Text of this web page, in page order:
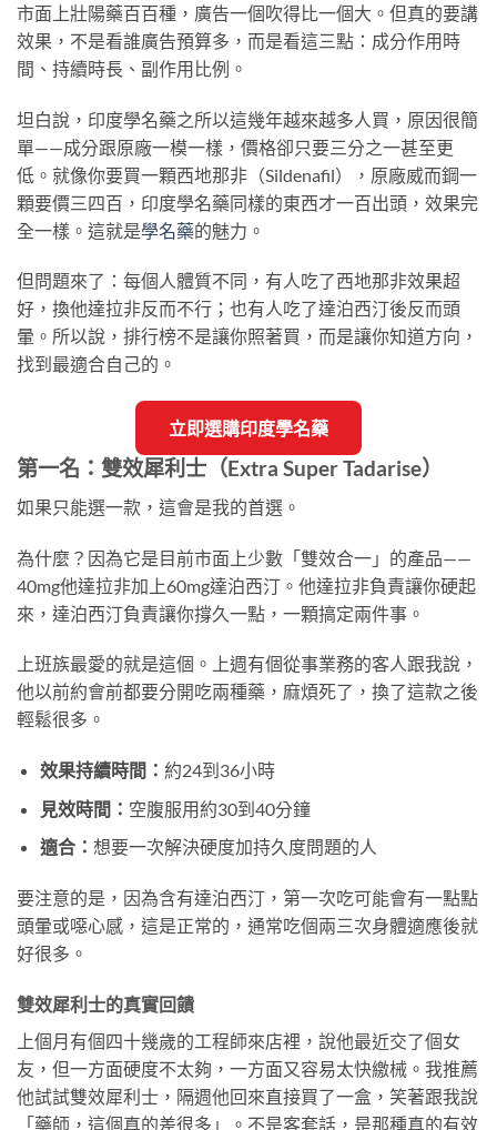
市面上壯陽藥百百種，廣告一個吹得比一個大。但真的要講
效果，不是看誰廣告預算多，而是看這三點：成分作用時
間、持續時長、副作用比例。
坦白說，印度學名藥之所以這幾年越來越多人買，原因很簡
單——成分跟原廠一模一樣，價格卻只要三分之一甚至更
低。就像你要買一顆西地那非（Sildenafil），原廠威而鋼一
顆要價三四百，印度學名藥同樣的東西才一百出頭，效果完
全一樣。這就是學名藥的魅力。
但問題來了：每個人體質不同，有人吃了西地那非效果超
好，換他達拉非反而不行；也有人吃了達泊西汀後反而頭
暈。所以說，排行榜不是讓你照著買，而是讓你知道方向，
找到最適合自己的。
立即選購印度學名藥
第一名：雙效犀利士（Extra Super Tadarise）
如果只能選一款，這會是我的首選。
為什麼？因為它是目前市面上少數「雙效合一」的產品——
40mg他達拉非加上60mg達泊西汀。他達拉非負責讓你硬起
來，達泊西汀負責讓你撐久一點，一顆搞定兩件事。
上班族最愛的就是這個。上週有個從事業務的客人跟我說，
他以前約會前都要分開吃兩種藥，麻煩死了，換了這款之後
輕鬆很多。
效果持續時間： 約24到36小時
見效時間： 空腹服用約30到40分鐘
適合： 想要一次解決硬度加持久度問題的人
要注意的是，因為含有達泊西汀，第一次吃可能會有一點點
頭暈或噁心感，這是正常的，通常吃個兩三次身體適應後就
好很多。
雙效犀利士的真實回饋
上個月有個四十幾歲的工程師來店裡，說他最近交了個女
友，但一方面硬度不太夠，一方面又容易太快繳械。我推薦
他試試雙效犀利士，隔週他回來直接買了一盒，笑著跟我說
「藥師，這個真的差很多」。不是客套話，是那種真的有效